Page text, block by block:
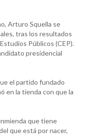
Arturo Squella se
tras los resultados
Públicos (CEP).
presidencial
el partido fundado
en la tienda con que la
que tiene
que está por nacer,